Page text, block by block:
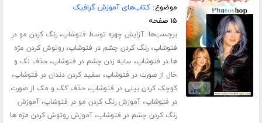
موضوع:کتاب‌های آموزش گرافیک
۱۵ صفحه
برچسب‌ها:آزایش چهره توسط فتوشاپ،رنگ کردن مو در
فتوشاپ،رنگ کردن چشم در فتوشاپ،روتوش کردن مژه
ها در فتوشاپ، سایه زدن چشم در فتوشاپ،حذف لک و
خال از صورت در فتوشاپ، سفید کردن دندان در فتوشاپ،
کوچک کردن بینی در فتوشاپ،حذف کک و مک از صورت
در فتوشاپ،آموزش رنگ کردن مو در فتوشاپ،آموزش
رنگ کردن چشم در فتوشاپ،آموزش روتوش کردن مژه ها